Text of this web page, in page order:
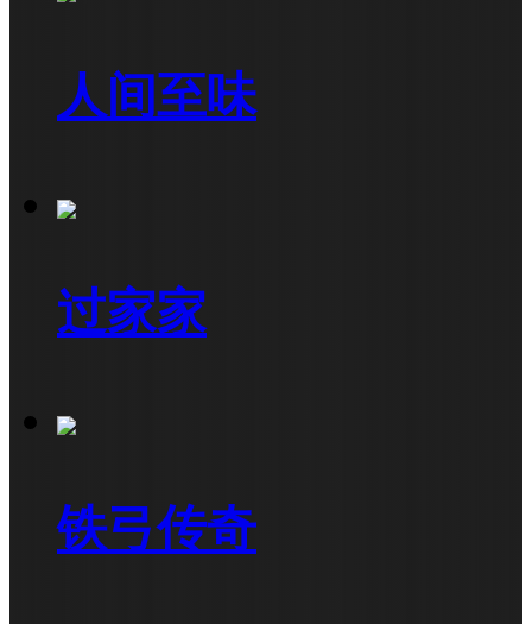
人间至味
过家家
铁弓传奇